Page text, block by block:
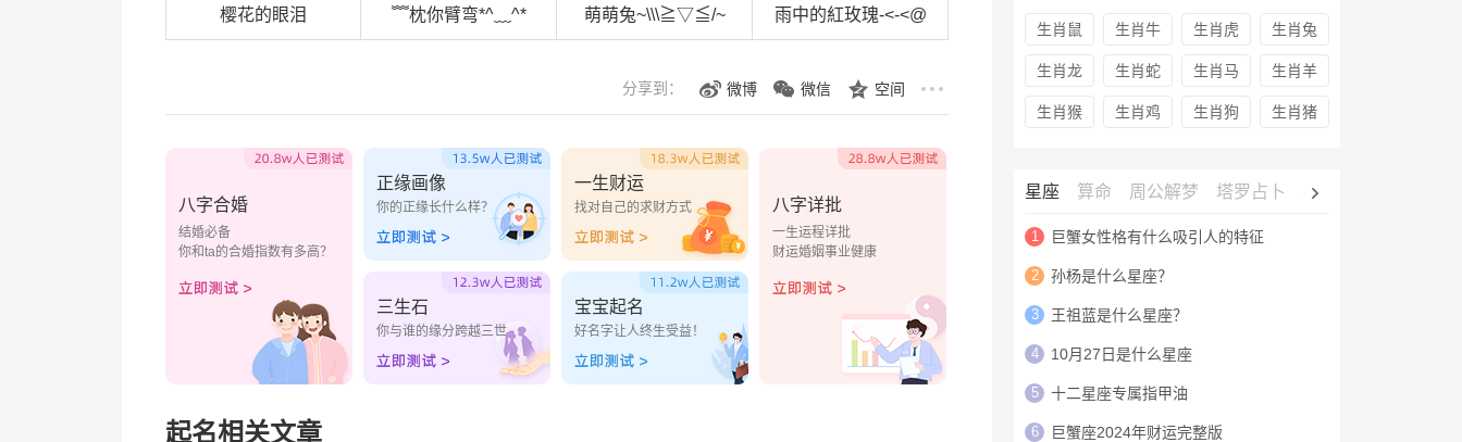
樱花的眼泪 ﹌枕你臂弯*^﹏^* 萌萌兔~\\\≧▽≦/~ 雨中的紅玫瑰-<-<@
分享到： 微博 微信 空间
八字合婚
结婚必备
你和ta的合婚指数有多高？
正缘画像
你的正缘长什么样？
一生财运
找对自己的求财方式
三生石
你与谁的缘分跨越三世
宝宝起名
好名字让人终生受益！
八字详批
一生运程详批
财运婚姻事业健康
起名相关文章
生肖鼠 生肖牛 生肖虎 生肖兔
生肖龙 生肖蛇 生肖马 生肖羊
生肖猴 生肖鸡 生肖狗 生肖猪
星座 算命 周公解梦 塔罗占卜 心理测试
1 巨蟹女性格有什么吸引人的特征
2 孙杨是什么星座？
3 王祖蓝是什么星座？
4 10月27日是什么星座
5 十二星座专属指甲油
6 巨蟹座2024年财运完整版